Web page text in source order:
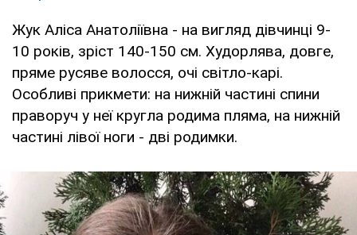
Жук Аліса Анатоліївна - на вигляд дівчинці 9-
10 років, зріст 140-150 см. Худорлява, довге,
пряме русяве волосся, очі світло-карі.
Особливі прикмети: на нижній частині спини
праворуч у неї кругла родима пляма, на нижній
частині лівої ноги - дві родимки.